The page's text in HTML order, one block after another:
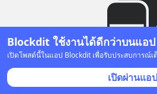
Blockdit ใช้งานได้ดีกว่าบนแอป
เปิดโพสต์นี้ในแอป Blockdit เพื่อรับประสบการณ์
เปิดผ่านแอป